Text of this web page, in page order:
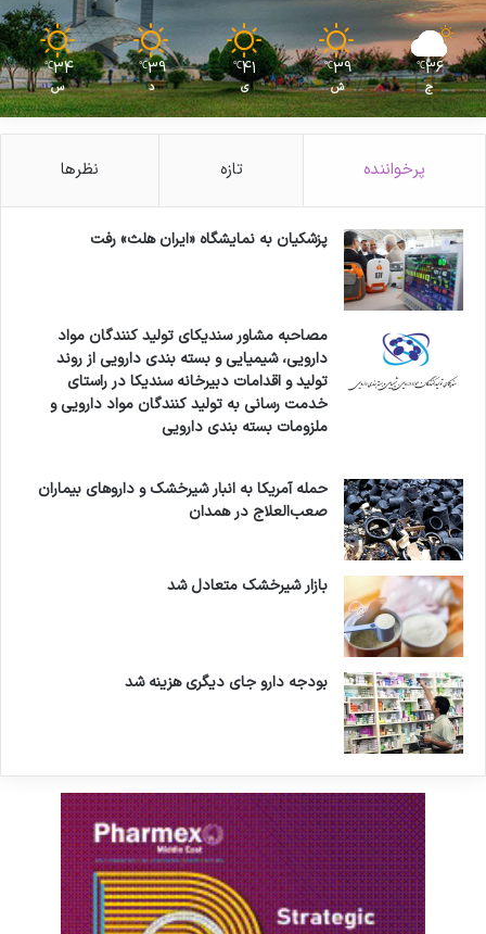
36
℃
ج
39
℃
ش
41
℃
ی
39
℃
د
34
℃
س
پرخواننده تازه نظرها
پزشکیان به نمایشگاه «ایران هلث» رفت
مصاحبه مشاور سندیکای تولید کنندگان مواد
دارویی، شیمیایی و بسته بندی دارویی از روند
تولید و اقدامات دبیرخانه سندیکا در راستای
خدمت رسانی به تولید کنندگان مواد دارویی و
ملزومات بسته بندی دارویی
حمله آمریکا به انبار شیرخشک و داروهای بیماران
صعب‌العلاج در همدان
بازار شیرخشک متعادل شد
بودجه دارو جای دیگری هزینه شد